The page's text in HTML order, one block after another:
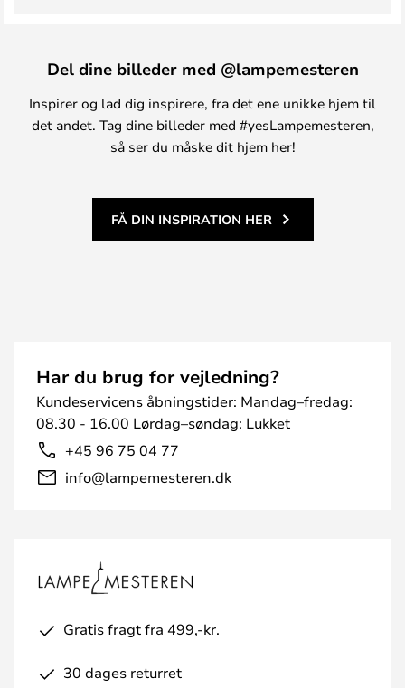
Del dine billeder med @lampemesteren
Inspirer og lad dig inspirere, fra det ene unikke hjem til
det andet. Tag dine billeder med #yesLampemesteren,
så ser du måske dit hjem her!
FÅ DIN INSPIRATION HER
Har du brug for vejledning?
Kundeservicens åbningstider: Mandag–fredag:
08.30 - 16.00 Lørdag–søndag: Lukket
+45 96 75 04 77
info@lampemesteren.dk
Gratis fragt fra 499,-kr.
30 dages returret